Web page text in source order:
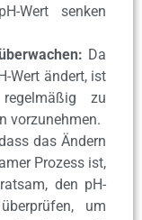
Wert senken
Da
Wert ändert, ist
zu
vorzunehmen.
das Ändern
Prozess ist,
den pH-
um